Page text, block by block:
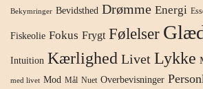
Bekymringer Bevidsthed Drømme Energi
Fiskeolie Fokus Frygt Følelser
Intuition Kærlighed Livet Lykke
med livet Mod Mål Nuet Overbevisninger